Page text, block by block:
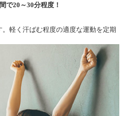
で20～30分程度！
軽く汗ばむ程度の適度な運動を定期